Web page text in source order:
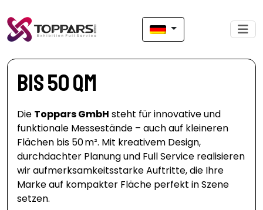
bis 50 qm
Die Toppars GmbH steht für innovative und
funktionale Messestände – auch auf kleineren
Flächen bis 50 m². Mit kreativem Design,
durchdachter Planung und Full Service realisieren
wir aufmerksamkeitsstarke Auftritte, die Ihre
Marke auf kompakter Fläche perfekt in Szene
setzen.